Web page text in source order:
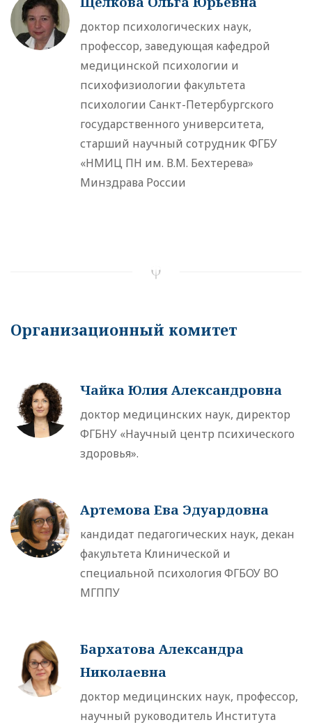
доктор психологических наук,
профессор, заведующая кафедрой
медицинской психологии и
психофизиологии факультета
психологии Санкт-Петербургского
государственного университета,
старший научный сотрудник ФГБУ
«НМИЦ ПН им. В.М. Бехтерева»
Минздрава России
Организационный комитет
Чайка Юлия Александровна
доктор медицинских наук, директор
ФГБНУ «Научный центр психического
здоровья».
Артемова Ева Эдуардовна
кандидат педагогических наук, декан
факультета Клинической и
специальной психология ФГБОУ ВО
МГППУ
Бархатова Александра
Николаевна
доктор медицинских наук, профессор,
научный руководитель Института